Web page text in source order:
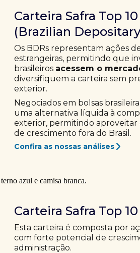
Carteira Safra Top
(Brazilian
Os BDRs representam ações
estrangeiras, permitindo que
brasileiros acessem o
diversifiquem a carteira sem
exterior.
Negociados em bolsas
uma alternativa líquida à
exterior, permitindo
de crescimento fora do Brasil.
Confira as nossas análises
Carteira Safra Top
Esta carteira é composta por
com forte potencial de
administração.